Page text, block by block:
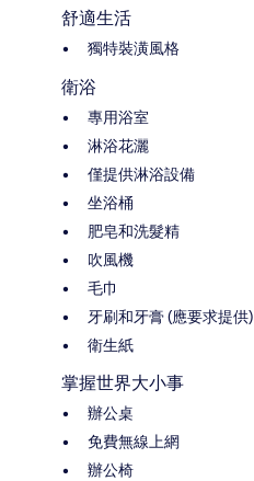
舒適生活
獨特裝潢風格
衛浴
專用浴室
淋浴花灑
僅提供淋浴設備
坐浴桶
肥皂和洗髮精
吹風機
毛巾
牙刷和牙膏 (應要求提供)
衛生紙
掌握世界大小事
辦公桌
免費無線上網
辦公椅